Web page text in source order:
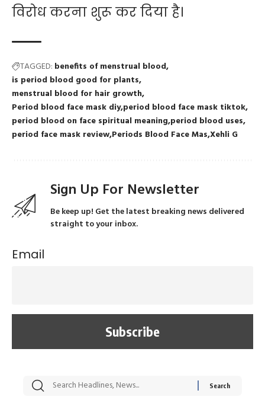
विरोध करना शुरू कर दिया है।
TAGGED: benefits of menstrual blood
is period blood good for plants
menstrual blood for hair growth
Period blood face mask diy period blood face mask tiktok
period blood on face spiritual meaning period blood uses
period face mask review Periods Blood Face Mas Xehli G
Sign Up For Newsletter
Be keep up! Get the latest breaking news delivered
straight to your inbox.
Email
सट्टेबाजी में अरेस्ट हुए
रोज एक कच्चे लहसुन